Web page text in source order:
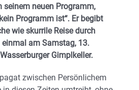
seinem neuen Programm,
Programm ist“. Er begibt
wie skurrile Reise durch
am Samstag, 13.
Gimplkeller.
zwischen Persönlichem